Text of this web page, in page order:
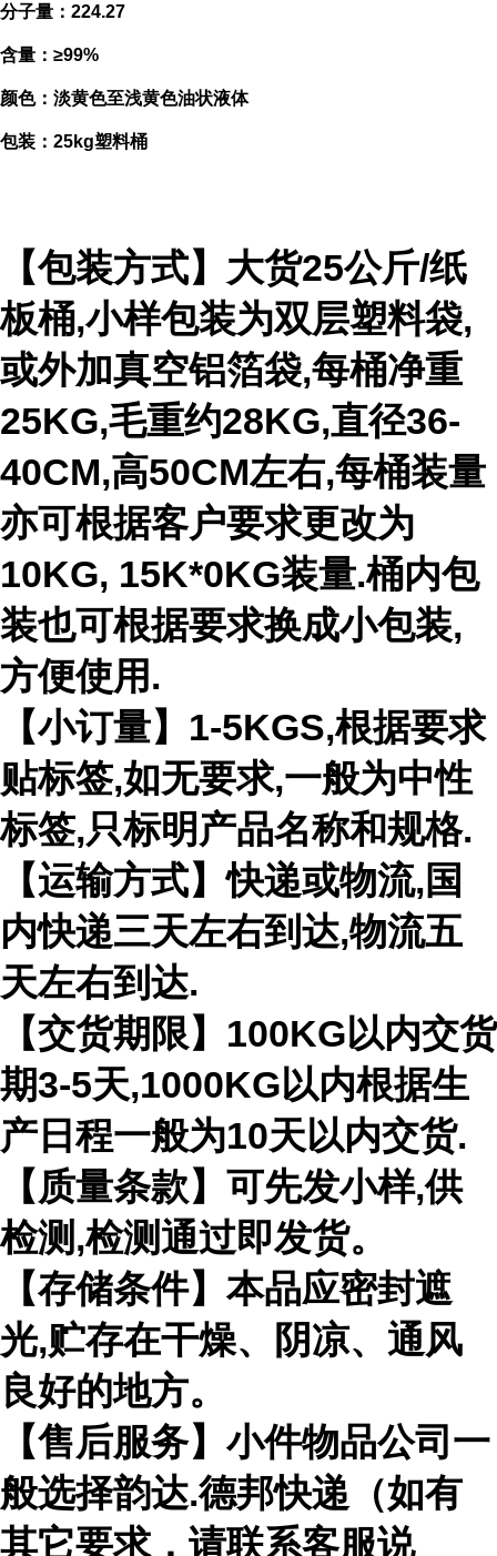
分子量：224.27
含量：≥99%
颜色：淡黄色至浅黄色油状液体
包装：25kg塑料桶
【包装方式】大货25公斤/纸
板桶,小样包装为双层塑料袋,
或外加真空铝箔袋,每桶净重
25KG,毛重约28KG,直径36-
40CM,高50CM左右,每桶装量
亦可根据客户要求更改为
10KG, 15K*0KG装量.桶内包
装也可根据要求换成小包装,
方便使用.
【小订量】1-5KGS,根据要求
贴标签,如无要求,一般为中性
标签,只标明产品名称和规格.
【运输方式】快递或物流,国
内快递三天左右到达,物流五
天左右到达.
【交货期限】100KG以内交货
期3-5天,1000KG以内根据生
产日程一般为10天以内交货.
【质量条款】可先发小样,供
检测,检测通过即发货。
【存储条件】本品应密封遮
光,贮存在干燥、阴凉、通风
良好的地方。
【售后服务】小件物品公司一
般选择韵达.德邦快递（如有
其它要求，请联系客服说